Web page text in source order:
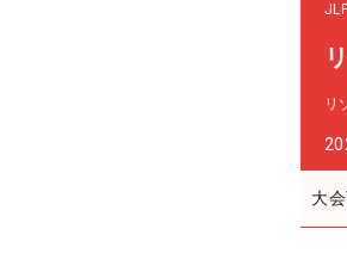
リ
大